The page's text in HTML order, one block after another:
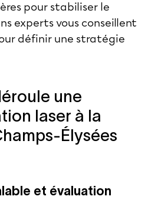
pour stabiliser le
experts vous conseillent
définir une stratégie
une
laser à la
Élysées
et évaluation